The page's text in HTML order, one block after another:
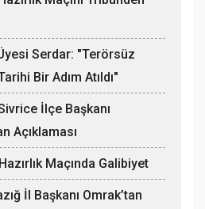
Serdar: "Terörsüz
Bir Adım Atıldı"
İlçe Başkanı
Açıklaması
Maçında Galibiyet
İl Başkanı Omrak’tan